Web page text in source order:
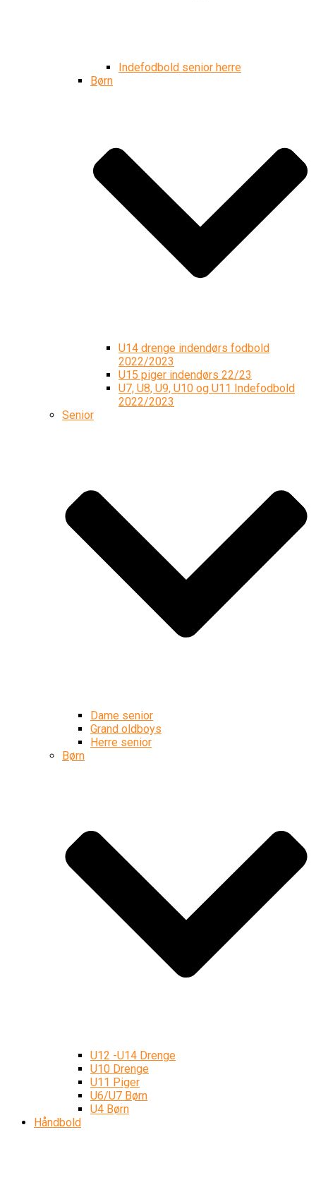
Indefodbold senior herre
Børn
U14 drenge indendørs fodbold
2022/2023
U15 piger indendørs 22/23
U7, U8, U9, U10 og U11 Indefodbold
2022/2023
Senior
Dame senior
Grand oldboys
Herre senior
Børn
U12 -U14 Drenge
U10 Drenge
U11 Piger
U6/U7 Børn
U4 Børn
Håndbold